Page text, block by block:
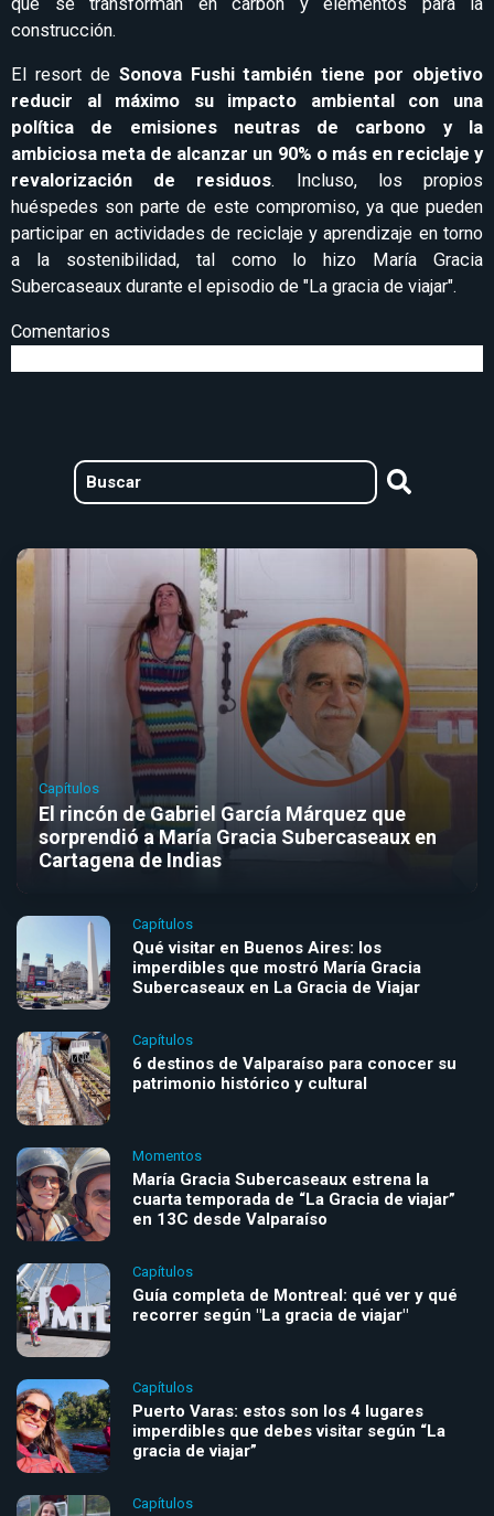
construcción.
El resort de Sonova Fushi también tiene por objetivo
reducir al máximo su impacto ambiental con una
política de emisiones neutras de carbono y la
ambiciosa meta de alcanzar un 90% o más en reciclaje y
revalorización de residuos. Incluso, los propios
huéspedes son parte de este compromiso, ya que pueden
participar en actividades de reciclaje y aprendizaje en torno
a la sostenibilidad, tal como lo hizo María Gracia
Subercaseaux durante el episodio de "La gracia de viajar".
Comentarios
Capítulos
El rincón de Gabriel García Márquez que
sorprendió a María Gracia Subercaseaux en
Cartagena de Indias
Capítulos
Qué visitar en Buenos Aires: los
imperdibles que mostró María Gracia
Subercaseaux en La Gracia de Viajar
Capítulos
6 destinos de Valparaíso para conocer su
patrimonio histórico y cultural
Momentos
María Gracia Subercaseaux estrena la
cuarta temporada de “La Gracia de viajar”
en 13C desde Valparaíso
Capítulos
Guía completa de Montreal: qué ver y qué
recorrer según "La gracia de viajar"
Capítulos
Puerto Varas: estos son los 4 lugares
imperdibles que debes visitar según “La
gracia de viajar”
Capítulos